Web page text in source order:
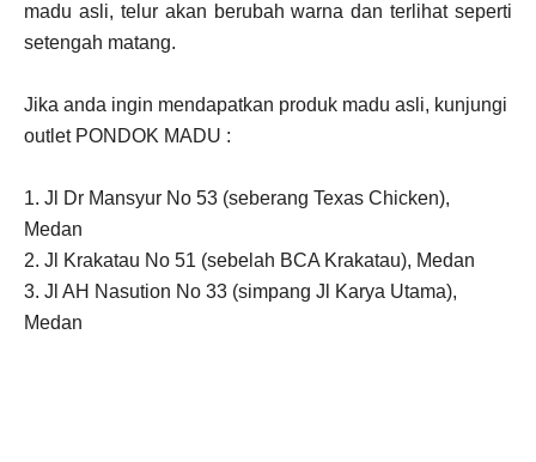
madu asli, telur akan berubah warna dan terlihat seperti
setengah matang.
Jika anda ingin mendapatkan produk madu asli, kunjungi
outlet PONDOK MADU :
1. Jl Dr Mansyur No 53 (seberang Texas Chicken),
Medan
2. Jl Krakatau No 51 (sebelah BCA Krakatau), Medan
3. Jl AH Nasution No 33 (simpang Jl Karya Utama),
Medan